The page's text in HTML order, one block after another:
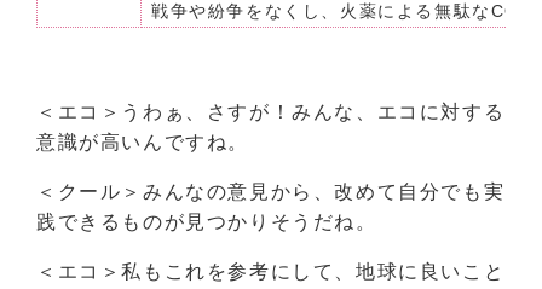
戦争や紛争をなくし、火薬による無駄なCO2
＜エコ＞うわぁ、さすが！みんな、エコに対する
意識が高いんですね。
＜クール＞みんなの意見から、改めて自分でも実
践できるものが見つかりそうだね。
＜エコ＞私もこれを参考にして、地球に良いこと